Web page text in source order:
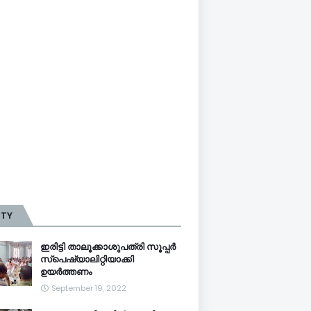
ഇരിട്ടി താലൂക്കാശുപത്രി സൂപ്പർ
സ്‌പെഷ്യാലിറ്റിയാക്കി
ഉയർത്തണം
September 19, 2022